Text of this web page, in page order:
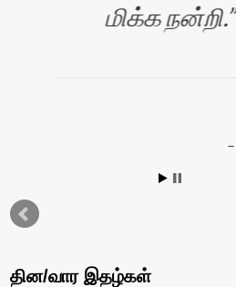
மிக்க நன்றி.
தின/வார இதழ்கள்